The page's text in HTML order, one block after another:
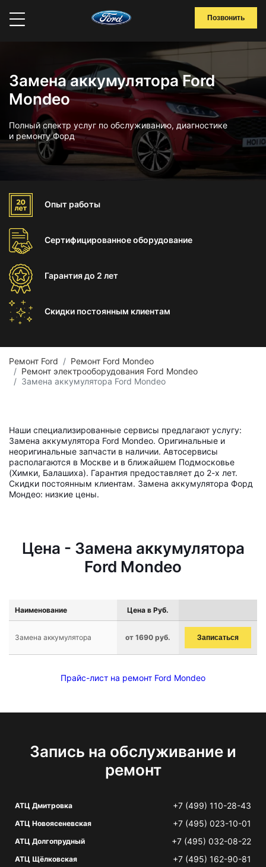
Позвонить
Замена аккумулятора Ford
Mondeo
Полный спектр услуг по обслуживанию, диагностике
и ремонту Форд
Опыт работы
Сертифицированноеоборудование
Гарантиядо 2 лет
Скидки постоянным клиентам
Ремонт Ford
Ремонт Ford Mondeo
Ремонт электрооборудования Ford Mondeo
Замена аккумулятора Ford Mondeo
Наши специализированные сервисы предлагают услугу:
Замена аккумулятора Ford Mondeo. Оригинальные и
неоригинальные запчасти в наличии. Автосервисы
располагаются в Москве и в ближайшем Подмосковье
(Химки, Балашиха). Гарантия предоставляет до 2-х лет.
Скидки постоянным клиентам. Замена аккумулятора Форд
Мондео: низкие цены.
Цена - Замена аккумулятора
Ford Mondeo
Наименование Цена в Руб.
Замена аккумулятора от 1690 руб. Записаться
Прайс-лист на ремонт Ford Mondeo
Запись на обслуживание и
ремонт
АТЦ Дмитровка +7 (499) 110-28-43
АТЦ Новоясеневская +7 (495) 023-10-01
АТЦ Долгопрудный +7 (495) 032-08-22
АТЦ Щёлковская +7 (495) 162-90-81